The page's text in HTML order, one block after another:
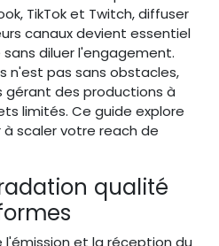
TikTok et Twitch, diffuser
canaux devient essentiel
diluer l'engagement.
n'est pas sans obstacles,
des productions à
limités. Ce guide explore
scaler votre reach de
qualité